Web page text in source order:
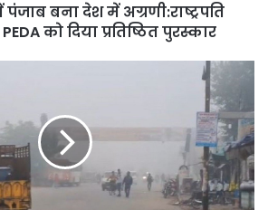
बना देश में अग्रणी:राष्ट्रपति
को दिया प्रतिष्ठित पुरस्कार